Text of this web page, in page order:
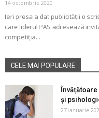
14 octombrie 2020
Ieri presa a dat publicității o
care liderul PAS adresează
competiția...
CELE MAI POPULARE
și
27 ianuarie